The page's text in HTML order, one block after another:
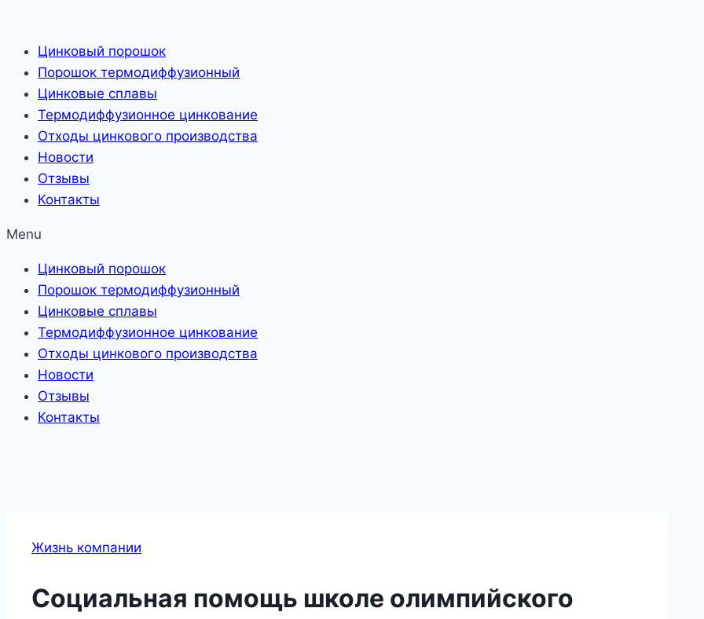
contentЦинковый порошок
Порошок термодиффузионный
Цинковые сплавы
Термодиффузионное цинкование
Отходы цинкового производства
Новости
Отзывы
Контакты
Menu
Цинковый порошок
Порошок термодиффузионный
Цинковые сплавы
Термодиффузионное цинкование
Отходы цинкового производства
Новости
Отзывы
Контакты
Жизнь компании
Социальная помощь школе олимпийского